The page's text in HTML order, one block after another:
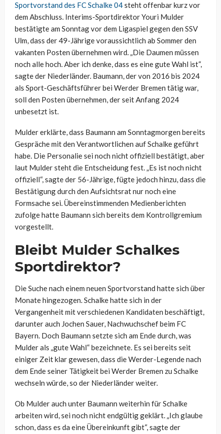
Sportvorstand des FC Schalke 04steht offenbar kurz vor
dem Abschluss. Interims-Sportdirektor Youri Mulder
bestätigte am Sonntag vor dem Ligaspiel gegen den SSV
Ulm, dass der 49-Jährige voraussichtlich ab Sommer den
vakanten Posten übernehmen wird. „Die Daumen müssen
noch alle hoch. Aber ich denke, dass es eine gute Wahl ist“,
sagte der Niederländer. Baumann, der von 2016 bis 2024
als Sport-Geschäftsführer bei Werder Bremen tätig war,
soll den Posten übernehmen, der seit Anfang 2024
unbesetzt ist.
Mulder erklärte, dass Baumann am Sonntagmorgen bereits
Gespräche mit den Verantwortlichen auf Schalke geführt
habe. Die Personalie sei noch nicht offiziell bestätigt, aber
laut Mulder steht die Entscheidung fest. „Es ist noch nicht
offiziell“, sagte der 56-Jährige, fügte jedoch hinzu, dass die
Bestätigung durch den Aufsichtsrat nur noch eine
Formsache sei. Übereinstimmenden Medienberichten
zufolge hatte Baumann sich bereits dem Kontrollgremium
vorgestellt.
Bleibt Mulder Schalkes
Sportdirektor?
Die Suche nach einem neuen Sportvorstand hatte sich über
Monate hingezogen. Schalke hatte sich in der
Vergangenheit mit verschiedenen Kandidaten beschäftigt,
darunter auch Jochen Sauer, Nachwuchschef beim FC
Bayern. Doch Baumann setzte sich am Ende durch, was
Mulder als „gute Wahl“ bezeichnete. Es sei bereits seit
einiger Zeit klar gewesen, dass die Werder-Legende nach
dem Ende seiner Tätigkeit bei Werder Bremen zu Schalke
wechseln würde, so der Niederländer weiter.
Ob Mulder auch unter Baumann weiterhin für Schalke
arbeiten wird, sei noch nicht endgültig geklärt. „Ich glaube
schon, dass es da eine Übereinkunft gibt“, sagte der